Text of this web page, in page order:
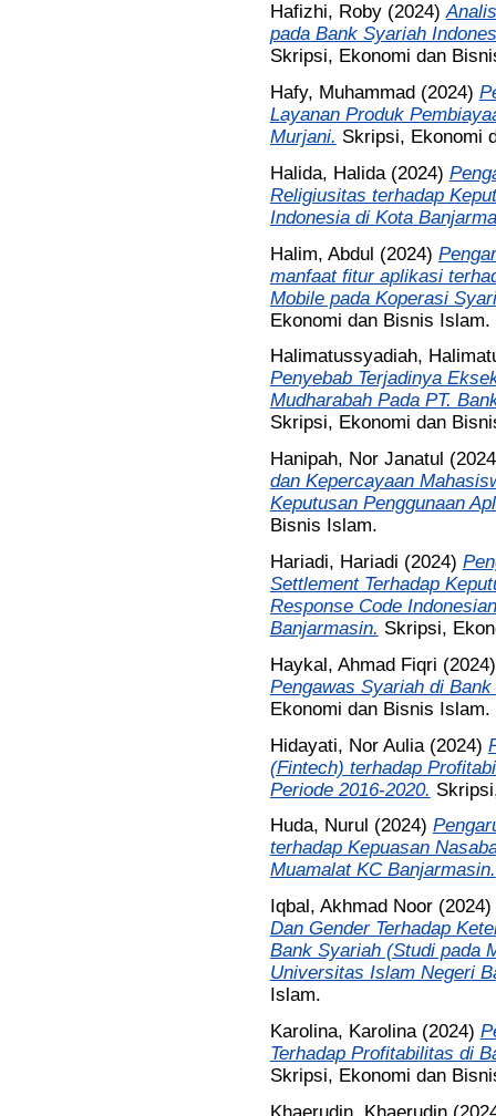
Hafizhi, Roby(2024)
pada Bank Syariah
Skripsi, Ekonomi dan
Hafy, Muhammad(2024)
Layanan Produk
Murjani. Skripsi, Ekonomi
Halida, Halida(2024)
Religiusitas terhadap
Indonesia di Kota
Halim, Abdul (2024)
manfaat fitur aplikasi
Mobile pada Koperasi
Ekonomi dan Bisnis Islam.
Halimatussyadiah,
Penyebab Terjadinya
Mudharabah Pada PT.
Skripsi, Ekonomi dan
Hanipah, Nor Janatul
dan Kepercayaan
Keputusan Penggunaan
Bisnis Islam.
Hariadi, Hariadi (2024)
Settlement Terhadap
Response Code
Banjarmasin. Skripsi,
Haykal, Ahmad Fiqri
Pengawas Syariah di
Ekonomi dan Bisnis Islam.
Hidayati, Nor Aulia(2024)
(Fintech) terhadap
Periode 2016-2020.
Huda, Nurul (2024)
terhadap Kepuasan
Muamalat KC Banjarmasin.
Iqbal, Akhmad Noor(2024)
Dan Gender Terhadap
Bank Syariah (Studi pada
Universitas Islam Negeri
Islam.
Karolina, Karolina(2024)
Terhadap Profitabilitas di
Skripsi, Ekonomi dan
Khaerudin, Khaerudin